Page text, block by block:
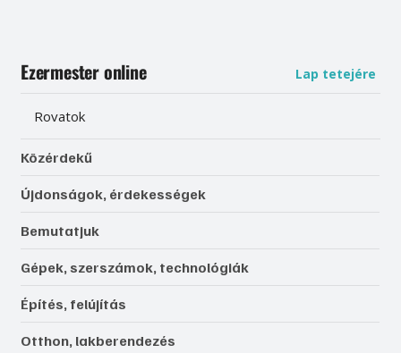
Ezermester online Lap tetejére
Rovatok
Közérdekű
Újdonságok, érdekességek
Bemutatjuk
Gépek, szerszámok, technológiák
Építés, felújítás
Otthon, lakberendezés